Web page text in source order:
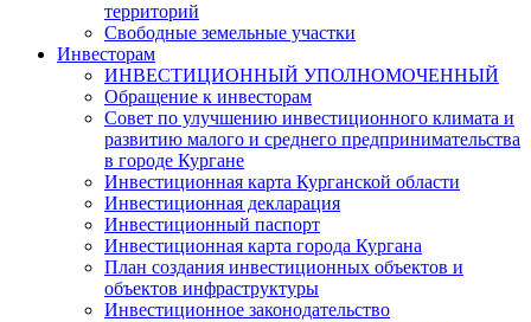
территорий
Свободные земельные участки
Инвесторам
ИНВЕСТИЦИОННЫЙ УПОЛНОМОЧЕННЫЙ
Обращение к инвесторам
Совет по улучшению инвестиционного климата и
развитию малого и среднего предпринимательства
в городе Кургане
Инвестиционная карта Курганской области
Инвестиционная декларация
Инвестиционный паспорт
Инвестиционная карта города Кургана
План создания инвестиционных объектов и
объектов инфраструктуры
Инвестиционное законодательство